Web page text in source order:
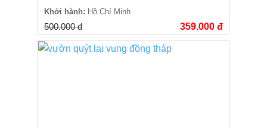
Khởi hành: Hồ Chí Minh
500.000 đ 359.000 đ